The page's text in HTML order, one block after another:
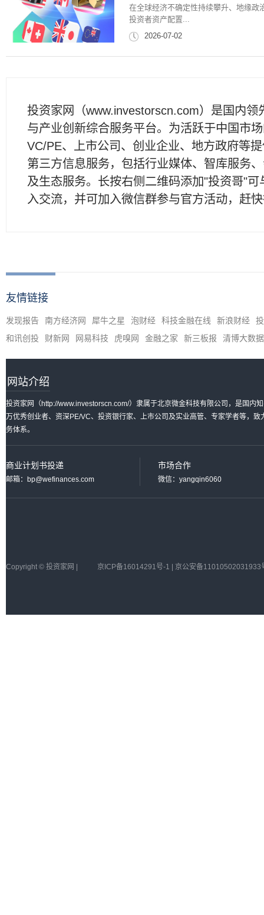
在全球经济不确定性持续攀升、地缘政
投资者资产配置...
2026-07-02
投资家网（www.investorscn.com）是国内领
与产业创新综合服务平台。为活跃于中国市
VC/PE、上市公司、创业企业、地方政府等
第三方信息服务，包括行业媒体、智库服务
及生态服务。长按右侧二维码添加"投资哥"可
入交流，并可加入微信群参与官方活动，赶
友情链接
发现报告 南方经济网 犀牛之星 泡财经 科技金融在线 新浪财经
和讯创投
财新网 网易科技 虎嗅网 金融之家 新三板报 清博大数据
网站介绍
投资家网（http://www.investorscn.com/）隶属于北京微金科技有限公司，是国内
万优秀创业者、资深PE/VC、投资银行家、上市公司及实业高管、专家学者等，
务体系。
商业计划书投递
邮箱：bp@wefinances.com
市场合作
微信：yangqin6060
Copyright © 投资家网 | 京ICP备16014291号-1 | 京公安备11010502031933